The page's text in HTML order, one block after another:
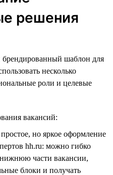
решения
шаблон для
несколько
роли и целевые
вакансий:
но яркое оформление
hh.ru: можно гибко
части вакансии,
блоки и получать